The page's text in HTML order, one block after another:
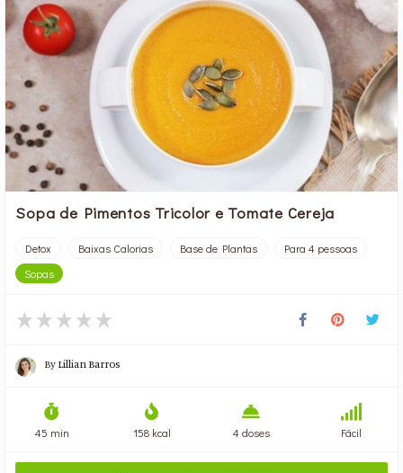
Sopa de Pimentos Tricolor e Tomate Cereja
Detox Baixas Calorias Base de Plantas
Para 4 pessoas
Sopas
ByLillian Barros
45 min 158 kcal 4 doses Fácil